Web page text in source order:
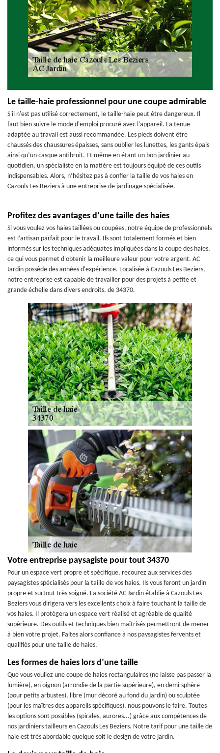
Le taille-haie professionnel pour une coupe admirable
S'il n'est pas utilisé correctement, le taille-haie peut être dangereux. Il
faut bien suivre le mode d'emploi procuré avec l'appareil. La tenue
adaptée au travail est aussi recommandée. Les pieds doivent être
chaussés des chaussures épaisses, sans oublier les lunettes, les gants épais
ainsi qu’un casque antibruit. Et même en étant un bon jardinier au
quotidien, un spécialiste en la matière est toujours équipé de ces outils
indispensables. Alors, n’hésitez pas à confier la taille de vos haies en
Cazouls Les Beziers à une entreprise de jardinage spécialisée.
Profitez des avantages d’une taille des haies
Si vous voulez vos haies taillées ou coupées, notre équipe de professionnels
est l’artisan parfait pour le travail. Ils sont totalement formés et bien
informés sur les techniques adéquates impliquées dans la coupe des haies,
ce qui vous permet d'obtenir la meilleure valeur pour votre argent. AC
Jardin possède des années d'expérience. Localisée à Cazouls Les Beziers,
notre entreprise est capable de travailler pour des projets à petite et
grande échelle dans divers endroits, de 34370.
Votre entreprise paysagiste pour tout 34370
Pour un espace vert propre et spécifique, recourez aux services des
paysagistes spécialisés pour la taille de vos haies. Ils vous feront un jardin
propre et surtout très soigné. La société AC Jardin établie à Cazouls Les
Beziers vous dirigera vers les excellents choix à faire touchant la taille de
vos haies. Il protègera un espace vert réalisé et agréable de qualité
supérieure. Des outils et techniques bien maîtrisés permettront de mener
à bien votre projet. Faites alors confiance à nos paysagistes fervents et
qualifiés pour une taille de haies.
Les formes de haies lors d’une taille
Que vous vouliez une coupe de haies rectangulaires (ne laisse pas passer la
lumière), en oignon (arrondie de la partie supérieure), en demi-sphère
(pour petits arbustes), libre (mur décoré au fond du jardin) ou sculptée
(pour les maîtres des appareils spécifiques), nous pouvons le faire. Toutes
les options sont possibles (spirales, aurores...) grâce aux compétences de
nos jardiniers tailleurs en Cazouls Les Beziers. Notre tarif pour une taille de
haie est très abordable quelque soit le design de votre jardin.